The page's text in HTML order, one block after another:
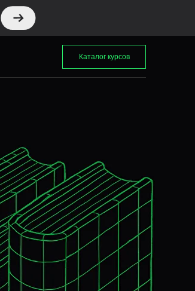
Каталог курсов